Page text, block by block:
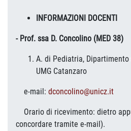
INFORMAZIONI DOCENTI
- Prof. ssa D. Concolino (MED 38)
A. di Pediatria,
UMG Catanzaro
e-mail: dconcolino@unicz.it
Orario di ricevimento: dietro
concordare tramite e-mail).